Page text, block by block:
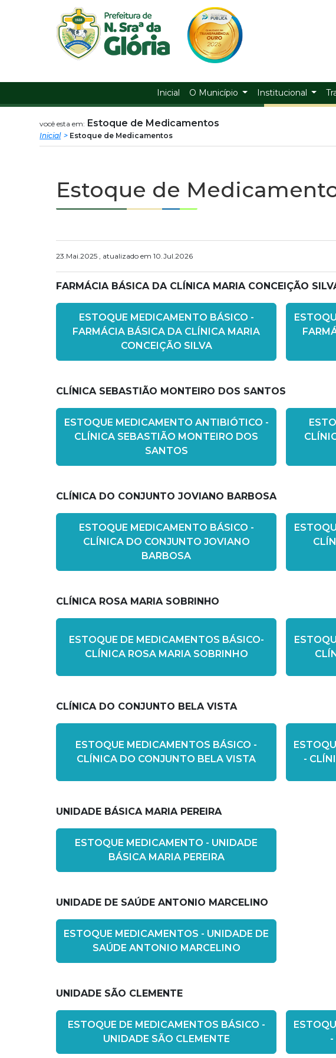
Prefeitura
Municipal
Nossa
Senhora
Glória
Inicial O Município Institucional
você esta em: Estoque de Medicamentos
Inicial Estoque de Medicamentos
Estoque de
23.Mai.2025 , atualizado em 10.Jul.2026
FARMÁCIA BÁSICA DA CLÍNICA MARIA CONCEIÇÃO
ESTOQUE MEDICAMENTO BÁSICO -
FARMÁCIA BÁSICA DA CLÍNICA MARIA
CONCEIÇÃO SILVA
CLÍNICA SEBASTIÃO MONTEIRO DOS SANTOS
ESTOQUE MEDICAMENTO ANTIBIÓTICO -
CLÍNICA SEBASTIÃO MONTEIRO DOS
SANTOS
CLÍNICA DO CONJUNTO JOVIANO BARBOSA
ESTOQUE MEDICAMENTO BÁSICO -
CLÍNICA DO CONJUNTO JOVIANO
BARBOSA
CLÍNICA ROSA MARIA SOBRINHO
ESTOQUE DE MEDICAMENTOS BÁSICO-
CLÍNICA ROSA MARIA SOBRINHO
CLÍNICA DO CONJUNTO BELA VISTA
ESTOQUE MEDICAMENTOS BÁSICO -
CLÍNICA DO CONJUNTO BELA VISTA
-
UNIDADE BÁSICA MARIA PEREIRA
ESTOQUE MEDICAMENTO - UNIDADE
BÁSICA MARIA PEREIRA
UNIDADE DE SAÚDE ANTONIO MARCELINO
ESTOQUE MEDICAMENTOS - UNIDADE DE
SAÚDE ANTONIO MARCELINO
UNIDADE SÃO CLEMENTE
ESTOQUE DE MEDICAMENTOS BÁSICO -
UNIDADE SÃO CLEMENTE
-